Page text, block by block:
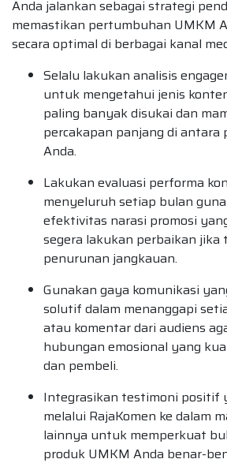
Anda jalankan sebagai strategi
memastikan pertumbuhan UMKM
secara optimal di berbagai kanal
Selalu lakukan analisis
untuk mengetahui jenis
paling banyak disukai dan
percakapan panjang di antara
Anda.
Lakukan evaluasi performa
menyeluruh setiap bulan
efektivitas narasi promosi
segera lakukan perbaikan jika
penurunan jangkauan.
Gunakan gaya komunikasi
solutif dalam menanggapi
atau komentar dari audiens
hubungan emosional yang
dan pembeli.
Integrasikan testimoni positif
melalui RajaKomen ke dalam
lainnya untuk memperkuat
produk UMKM Anda benar-